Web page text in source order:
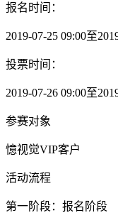
报名时间：
2019-07-25 09:00至
投票时间：
2019-07-26 09:00至
参赛对象
憶视觉VIP客户
活动流程
第一阶段：报名阶段